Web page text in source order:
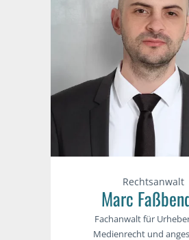
Rechtsanwalt
Marc
Fachanwalt für
Medienrecht und